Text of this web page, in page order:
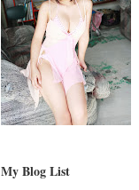
My Blog List